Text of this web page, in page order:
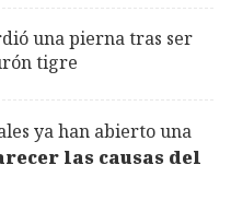
una pierna tras ser
tigre
ya han abierto una
las causas del